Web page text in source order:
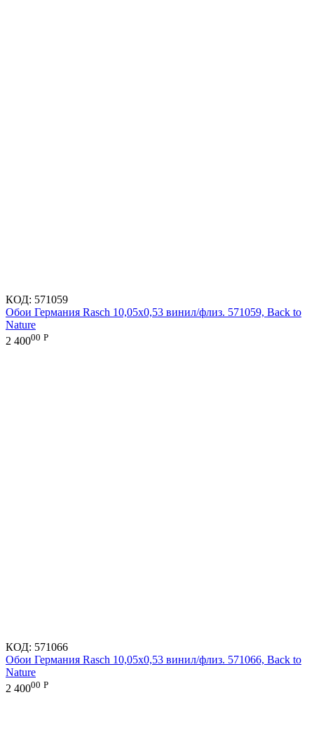
КОД: 571059
Обои Германия Rasch 10,05x0,53 винил/флиз. 571059, Back to
Nature
2 40000 Р
КОД: 571066
Обои Германия Rasch 10,05x0,53 винил/флиз. 571066, Back to
Nature
2 40000 Р